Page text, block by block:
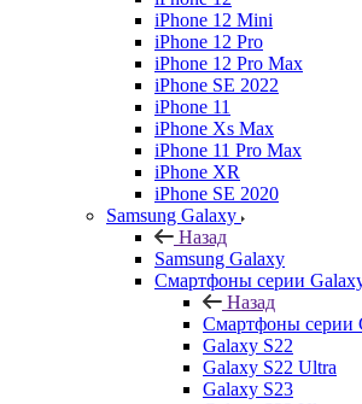
iPhone 12 Mini
iPhone 12 Pro
iPhone 12 Pro Max
iPhone SE 2022
iPhone 11
iPhone Xs Max
iPhone 11 Pro Max
iPhone XR
iPhone SE 2020
Samsung Galaxy
Назад
Samsung Galaxy
Смартфоны серии
Назад
Смартфоны серии
Galaxy S22
Galaxy S22 Ultra
Galaxy S23